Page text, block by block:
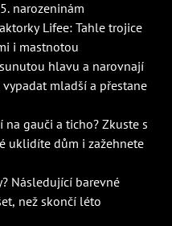
narozeninám
Lifee: Tahle trojice
i mastnotou
hlavu a narovnají
mladší a přestane
gauči a ticho? Zkuste s
uklidíte dům i zažehnete
Následující barevné
než skončí léto